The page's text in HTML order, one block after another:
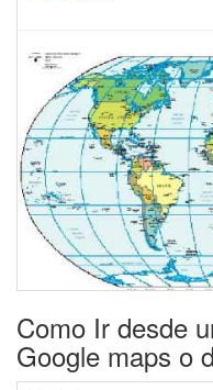
Como Ir desde
Google maps o